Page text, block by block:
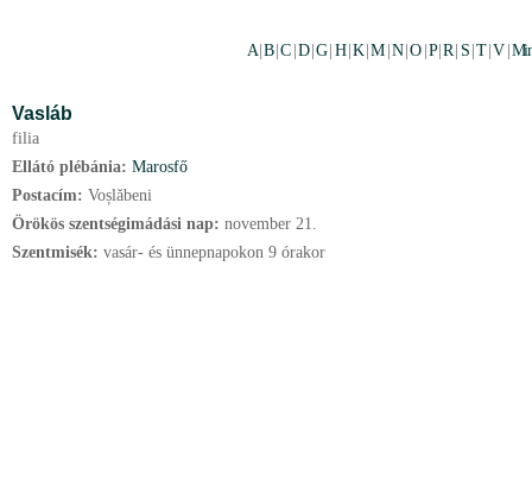
A| B |C D |G H |K |M N |O P|R S |T |V
Vasláb
filia
Ellátó plébánia: Marosfő
Postacím: Voșlăbeni
Örökös szentségimádási nap: november 21.
Szentmisék: vasár- és ünnepnapokon 9 órakor